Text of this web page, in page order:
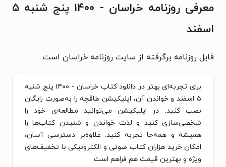
معرفی روزنامه خراسان - ۱۴۰۰ پنج شنبه ۵
اسفند
فایل روزنامه برگرفته از سایت روزنامه خراسان است.
برای تجربه‌ای بهتر در دانلود کتاب خراسان - ۱۴۰۰ پنج شنبه
۵ اسفند و خواندن آن، اپلیکیشن طاقچه را به‌صورت رایگان
نصب کنید. در اپلیکیشن می‌توانید مطالعه‌ی خود را
شخصی‌سازی کنید و لذت خواندن و شنیدن کتاب‌ها را
همیشه و همه‌جا تجربه کنید. علاوه‌بر دسترسی آسان،
امکان خرید هزاران کتاب صوتی و الکترونیکی با تخفیف‌های
ویژه و بهترین قیمت هم فراهم است.